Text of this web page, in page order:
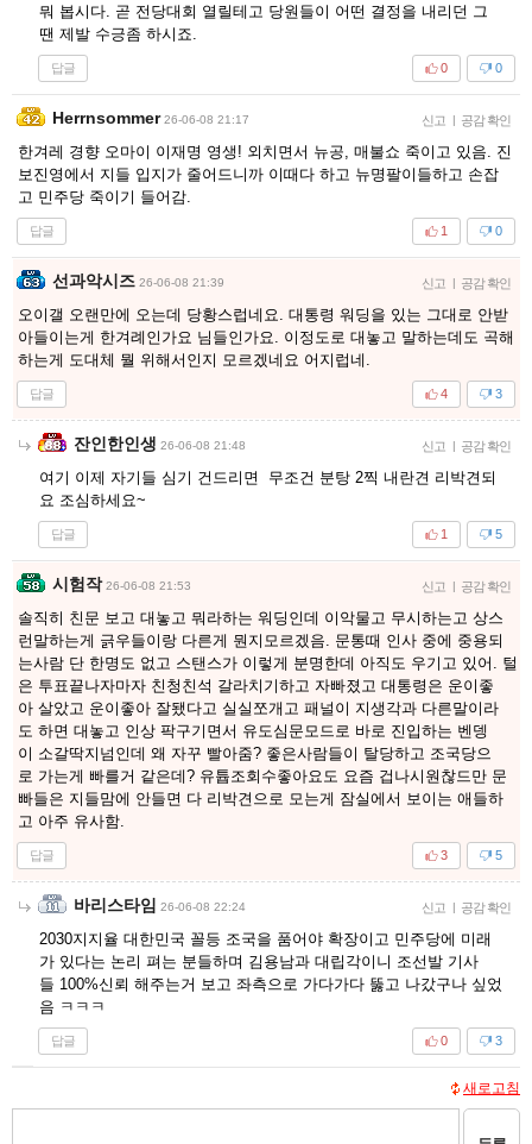
뭐 봅시다. 곧 전당대회 열릴테고 당원들이 어떤 결정을 내리던 그
땐 제발 수긍좀 하시죠.
답글 0
0
Herrnsommer 26-06-08 21:17 신고 | 공감 확인
한겨레 경향 오마이 이재명 영생! 외치면서 뉴공, 매불쇼 죽이고 있음. 진
보진영에서 지들 입지가 줄어드니까 이때다 하고 뉴명팔이들하고 손잡
고 민주당 죽이기 들어감.
답글 0
1
선과악시즈 26-06-08 21:39 신고 | 공감 확인
오이갤 오랜만에 오는데 당황스럽네요. 대통령 워딩을 있는 그대로 안받
아들이는게 한겨례인가요 님들인가요. 이정도로 대놓고 말하는데도 곡해
하는게 도대체 뭘 위해서인지 모르겠네요 어지럽네.
답글 3
4
잔인한인생 26-06-08 21:48 신고 | 공감 확인
여기 이제 자기들 심기 건드리면 무조건 분탕 2찍 내란견 리박견되
요 조심하세요~
답글 5
1
시험작 26-06-08 21:53 신고 | 공감 확인
솔직히 친문 보고 대놓고 뭐라하는 워딩인데 이악물고 무시하는고 상스
런말하는게 긁우들이랑 다른게 뭔지모르겠음. 문통때 인사 중에 중용되
는사람 단 한명도 없고 스탠스가 이렇게 분명한데 아직도 우기고 있어. 털
은 투표끝나자마자 친청친석 갈라치기하고 자빠졌고 대통령은 운이좋
아 살았고 운이좋아 잘됐다고 실실쪼개고 패널이 지생각과 다른말이라
도 하면 대놓고 인상 팍구기면서 유도심문모드로 바로 진입하는 벤뎅
이 소갈딱지넘인데 왜 자꾸 빨아줌? 좋은사람들이 탈당하고 조국당으
로 가는게 빠를거 같은데? 유튭조회수좋아요도 요즘 겁나시원찮드만 문
빠들은 지들맘에 안들면 다 리박견으로 모는게 잠실에서 보이는 애들하
고 아주 유사함.
답글 5
3
바리스타임 26-06-08 22:24 신고 | 공감 확인
2030지지율 대한민국 꼴등 조국을 품어야 확장이고 민주당에 미래
가 있다는 논리 펴는 분들하며 김용남과 대립각이니 조선발 기사
들 100%신뢰 해주는거 보고 좌측으로 가다가다 뚫고 나갔구나 싶었
음 ㅋㅋㅋ
답글 3
0
새로고침